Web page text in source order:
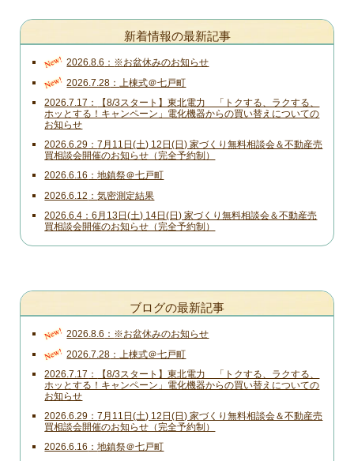
新着情報の最新記事
New! 2026.8.6 ※お盆休みのお知らせ
New! 2026.7.28 上棟式＠七戸町
2026.7.17
【8/3スタート】東北電力 「トクする、ラクする、
ホッとする！キャンペーン」電化機器からの買い替えについての
お知らせ
2026.6.29
7月11日(土) 12日(日) 家づくり無料相談会＆不動産売
買相談会開催のお知らせ（完全予約制）
2026.6.16 地鎮祭＠七戸町
2026.6.12 気密測定結果
2026.6.4
6月13日(土) 14日(日) 家づくり無料相談会＆不動産売
買相談会開催のお知らせ（完全予約制）
ブログの最新記事
New! 2026.8.6 ※お盆休みのお知らせ
New! 2026.7.28 上棟式＠七戸町
2026.7.17
【8/3スタート】東北電力 「トクする、ラクする、
ホッとする！キャンペーン」電化機器からの買い替えについての
お知らせ
2026.6.29
7月11日(土) 12日(日) 家づくり無料相談会＆不動産売
買相談会開催のお知らせ（完全予約制）
2026.6.16 地鎮祭＠七戸町